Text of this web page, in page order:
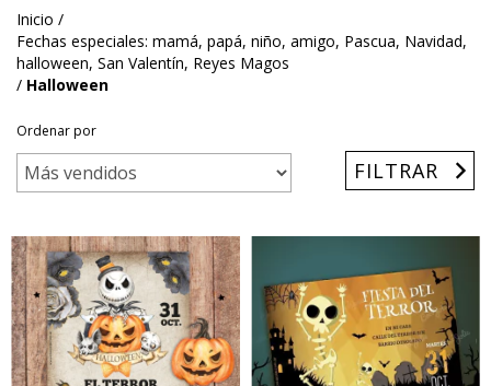
Inicio /
Fechas especiales: mamá, papá, niño, amigo, Pascua, Navidad,
halloween, San Valentín, Reyes Magos
/ Halloween
Ordenar por
FILTRAR